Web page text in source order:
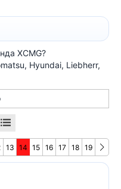
XCMG?
Hyundai, Liebherr,
13 14 15 16 17 18 19